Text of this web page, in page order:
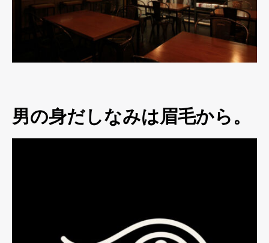
男の身だしなみは眉毛から。